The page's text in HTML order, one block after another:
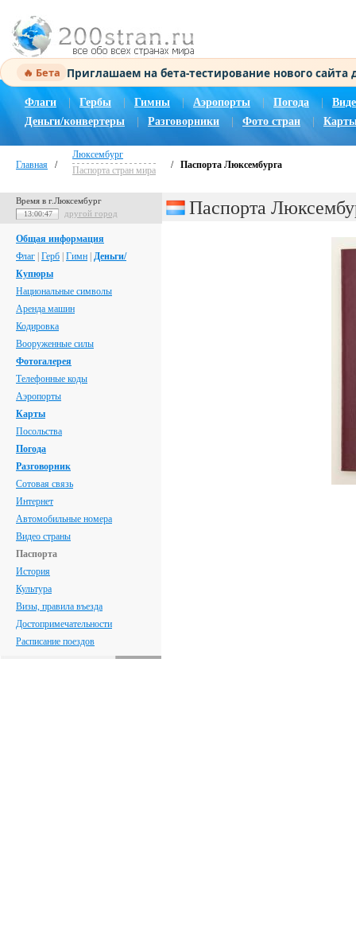
🔥 Бета Приглашаем на бета-тестирование нового
Флаги Гербы Гимны | Аэропорты Погода |
Деньги/конвертеры
Разговорники Фото стран
Главная /
Люксембург
Паспорта стран мира
/ Паспорта Люксембурга
Время в г.Люксембург
13:00:48 другой город
Общая информация
Флаг Герб Гимн Деньги/
Купюры
Национальные символы
Аренда машин
Кодировка
Вооруженные силы
Фотогалерея
Телефонные коды
Аэропорты
Карты
Посольства
Погода
Разговорник
Сотовая связь
Интернет
Автомобильные номера
Видео страны
Паспорта
История
Культура
Визы, правила въезда
Достопримечательности
Расписание поездов
Паспорта